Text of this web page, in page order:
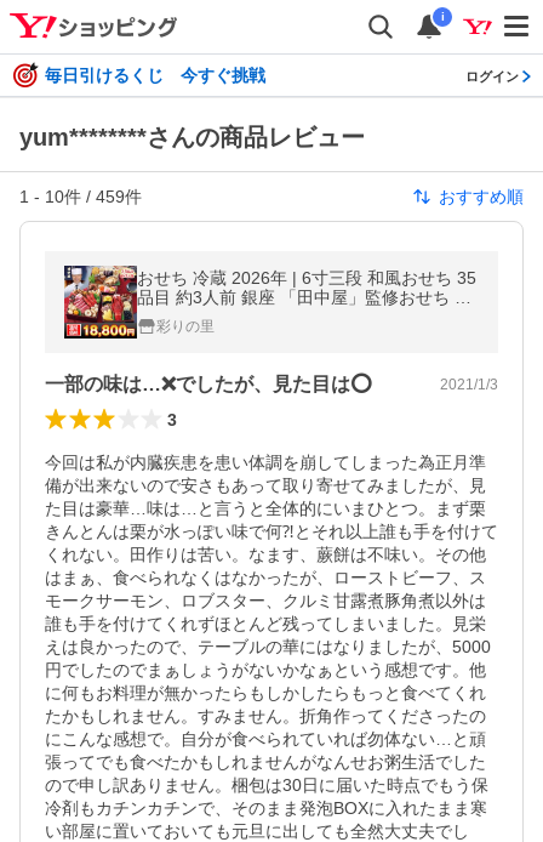
i
毎日引けるくじ 今すぐ挑戦 ログイン
yum********さんの商品レビュー
1 - 10件 / 459件 おすすめ順
おせち 冷蔵 2026年 | 6寸三段 和風おせち 35
品目 約3人前 銀座 「田中屋」監修おせち 彩
幸 【冷蔵おせち】 送料無料 爆買
彩りの里
一部の味は…❌でしたが、見た目は⭕️ 2021/1/3
3
今回は私が内臓疾患を患い体調を崩してしまった為正月準
備が出来ないので安さもあって取り寄せてみましたが、見
た目は豪華…味は…と言うと全体的にいまひとつ。まず栗
きんとんは栗が水っぽい味で何⁈とそれ以上誰も手を付けて
くれない。田作りは苦い。なます、蕨餅は不味い。その他
はまぁ、食べられなくはなかったが、ローストビーフ、ス
モークサーモン、ロブスター、クルミ甘露煮豚角煮以外は
誰も手を付けてくれずほとんど残ってしまいました。見栄
えは良かったので、テーブルの華にはなりましたが、5000
円でしたのでまぁしょうがないかなぁという感想です。他
に何もお料理が無かったらもしかしたらもっと食べてくれ
たかもしれません。すみません。折角作ってくださったの
にこんな感想で。自分が食べられていれば勿体ない…と頑
張ってでも食べたかもしれませんがなんせお粥生活でした
ので申し訳ありません。梱包は30日に届いた時点でもう保
冷剤もカチンカチンで、そのまま発泡BOXに入れたまま寒
い部屋に置いておいても元旦に出しても全然大丈夫でし